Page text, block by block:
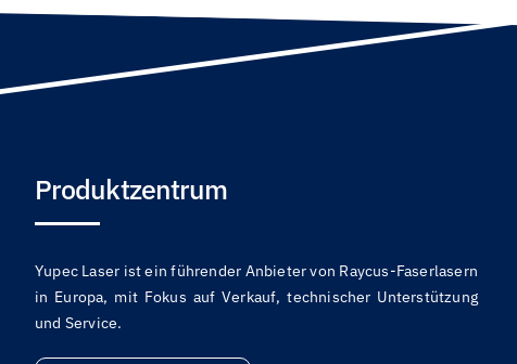
Produktzentrum
Yupec Laser ist ein führender Anbieter von Raycus-Faserlasern
in Europa, mit Fokus auf Verkauf, technischer Unterstützung
und Service.